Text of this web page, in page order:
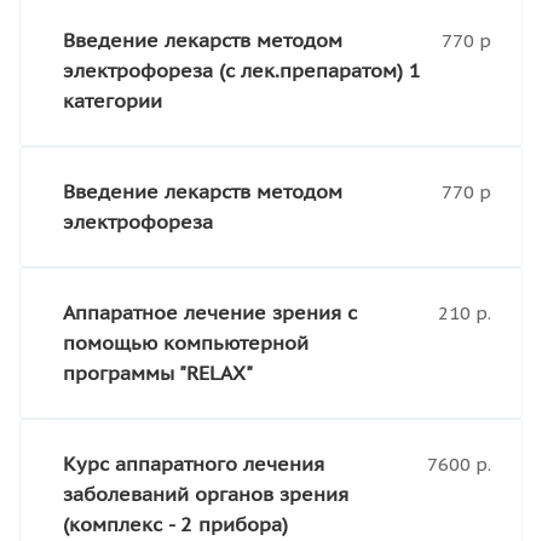
Введение лекарств методом
электрофореза (с лек.препаратом) 1
категории
770 р
Введение лекарств методом
электрофореза
770 р
Аппаратное лечение зрения с
помощью компьютерной
программы "RELAX"
210 р.
Курс аппаратного лечения
заболеваний органов зрения
(комплекс - 2 прибора)
7600 р.